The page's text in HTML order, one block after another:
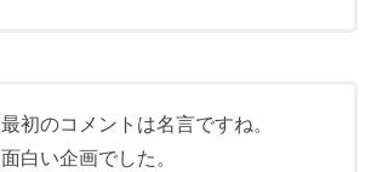
最初のコメントは名言ですね。
面白い企画でした。